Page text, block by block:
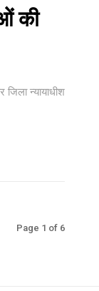
की
न्यायाधीश
Page 1 of 6